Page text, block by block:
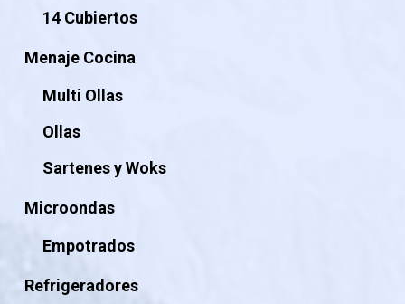
14 Cubiertos
Menaje Cocina
Multi Ollas
Ollas
Sartenes y Woks
Microondas
Empotrados
Refrigeradores